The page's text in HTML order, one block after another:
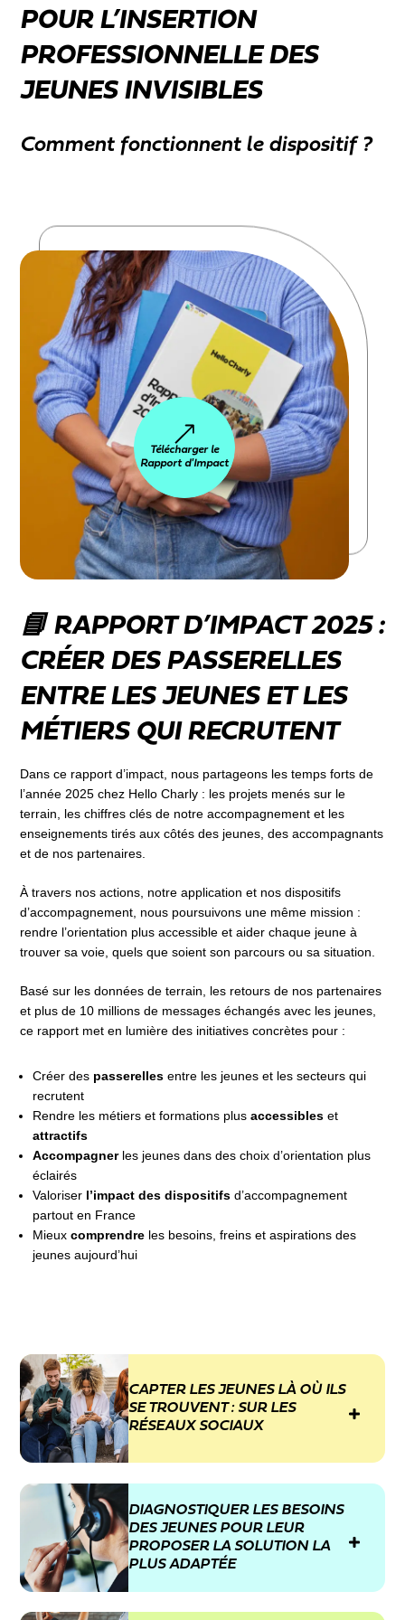
POUR L’INSERTION
PROFESSIONNELLE DES
JEUNES INVISIBLES
Comment fonctionnent le dispositif ?
Télécharger le
Rapport d'Impact
📘 RAPPORT D’IMPACT 2025 :
CRÉER DES PASSERELLES
ENTRE LES JEUNES ET LES
MÉTIERS QUI RECRUTENT
Dans ce rapport d’impact, nous partageons les temps forts de
l’année 2025 chez Hello Charly : les projets menés sur le
terrain, les chiffres clés de notre accompagnement et les
enseignements tirés aux côtés des jeunes, des accompagnants
et de nos partenaires.
À travers nos actions, notre application et nos dispositifs
d’accompagnement, nous poursuivons une même mission :
rendre l’orientation plus accessible et aider chaque jeune à
trouver sa voie, quels que soient son parcours ou sa situation.
Basé sur les données de terrain, les retours de nos partenaires
et plus de 10 millions de messages échangés avec les jeunes,
ce rapport met en lumière des initiatives concrètes pour :
Créer des passerelles entre les jeunes et les secteurs qui
recrutent
Rendre les métiers et formations plusaccessibles et
attractifs
Accompagnerles jeunes dans des choix d’orientation plus
éclairés
Valoriser l’impact des dispositifs d’accompagnement
partout en France
Mieuxcomprendre les besoins, freins et aspirations des
jeunes aujourd’hui
CAPTER LES JEUNES LÀ OÙ ILS
SE TROUVENT : SUR LES
RÉSEAUX SOCIAUX
Notre méthode débute par des campagnes de
communication sur les réseaux sociaux les plus
populaires auprès des jeunes : Instagram, TikTok et
Snapchat. Les contenus diffusés sont produits par les
experts social media de Hello Charly et diffusés sur nos
réseaux, auprès de notre communauté.
DIAGNOSTIQUER LES BESOINS
DES JEUNES POUR LEUR
PROPOSER LA SOLUTION LA
PLUS ADAPTÉE